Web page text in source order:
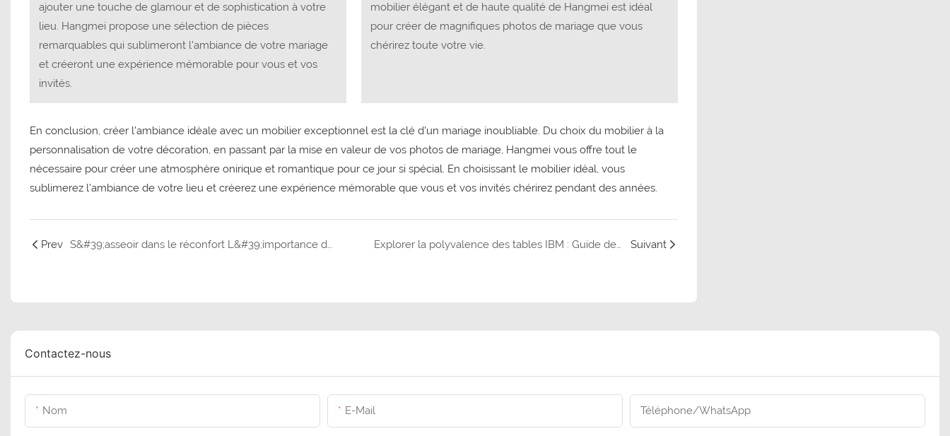
ajouter une touche de glamour et de sophistication à votre
lieu. Hangmei propose une sélection de pièces
remarquables qui sublimeront l'ambiance de votre mariage
et créeront une expérience mémorable pour vous et vos
invités.
mobilier élégant et de haute qualité de Hangmei est idéal
pour créer de magnifiques photos de mariage que vous
chérirez toute votre vie.
En conclusion, créer l'ambiance idéale avec un mobilier exceptionnel est la clé d'un mariage inoubliable. Du choix du mobilier à la
personnalisation de votre décoration, en passant par la mise en valeur de vos photos de mariage, Hangmei vous offre tout le
nécessaire pour créer une atmosphère onirique et romantique pour ce jour si spécial. En choisissant le mobilier idéal, vous
sublimerez l'ambiance de votre lieu et créerez une expérience mémorable que vous et vos invités chérirez pendant des années.
Prev S&#39;asseoir dans le réconfort L&#39;importance de choisir les bonnes chaises d&#39;église Explorer la polyvalence des tables IBM : Guide des espaces de travail idéaux Suivant
Contactez-nous
Nom E-Mail Téléphone/WhatsApp